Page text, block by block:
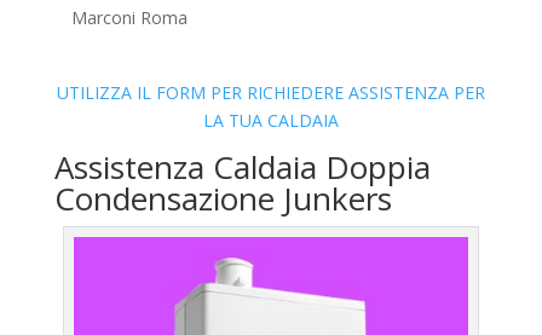
Marconi Roma
UTILIZZA IL FORM PER RICHIEDERE ASSISTENZA PER
LA TUA CALDAIA
Assistenza Caldaia Doppia
Condensazione Junkers